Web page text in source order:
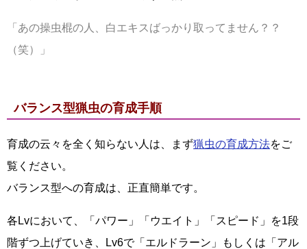
「あの操虫棍の人、白エキスばっかり取ってません？？
（笑）」
バランス型猟虫の育成手順
育成の云々を全く知らない人は、まず猟虫の育成方法をご
覧ください。
バランス型への育成は、正直簡単です。
各Lvにおいて、「パワー」「ウエイト」「スピード」を1段
階ずつ上げていき、Lv6で「エルドラーン」もしくは「アル